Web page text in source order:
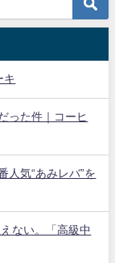
キ
った件｜コーヒ
人気“あみレバ”を
ない。「高級中